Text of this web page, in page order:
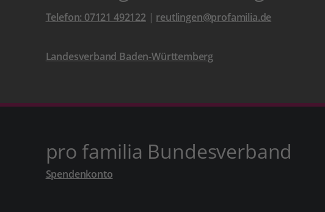
Telefon: 07121 492122| reutlingen@profamilia.de
Landesverband Baden-Württemberg
pro familia Bundesverband
Spendenkonto